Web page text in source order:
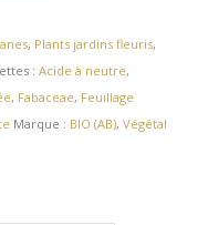
, Plants jardins fleuris,
: Acide à neutre,
, Fabaceae, Feuillage
Marque : BIO (AB), Végétal